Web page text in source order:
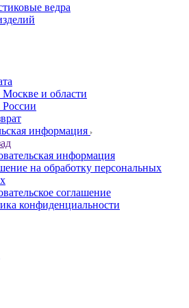
ведра
Москве и области
России
информация
информация
на обработку персональных
соглашение
конфиденциальности